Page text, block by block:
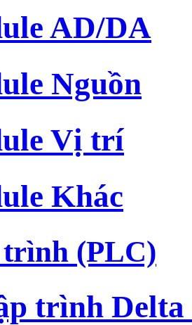
AD/DA
Nguồn
Vị trí
Khác
(PLC)
trình